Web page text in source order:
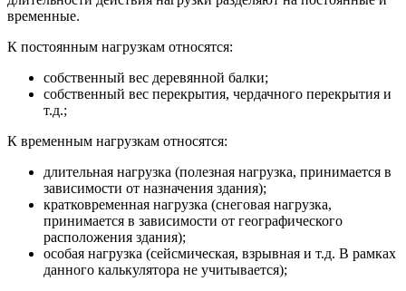
временные.
К постоянным нагрузкам относятся:
собственный вес деревянной балки;
собственный вес перекрытия, чердачного перекрытия и
т.д.;
К временным нагрузкам относятся:
длительная нагрузка (полезная нагрузка, принимается в
зависимости от назначения здания);
кратковременная нагрузка (снеговая нагрузка,
принимается в зависимости от географического
расположения здания);
особая нагрузка (сейсмическая, взрывная и т.д. В рамках
данного калькулятора не учитывается);